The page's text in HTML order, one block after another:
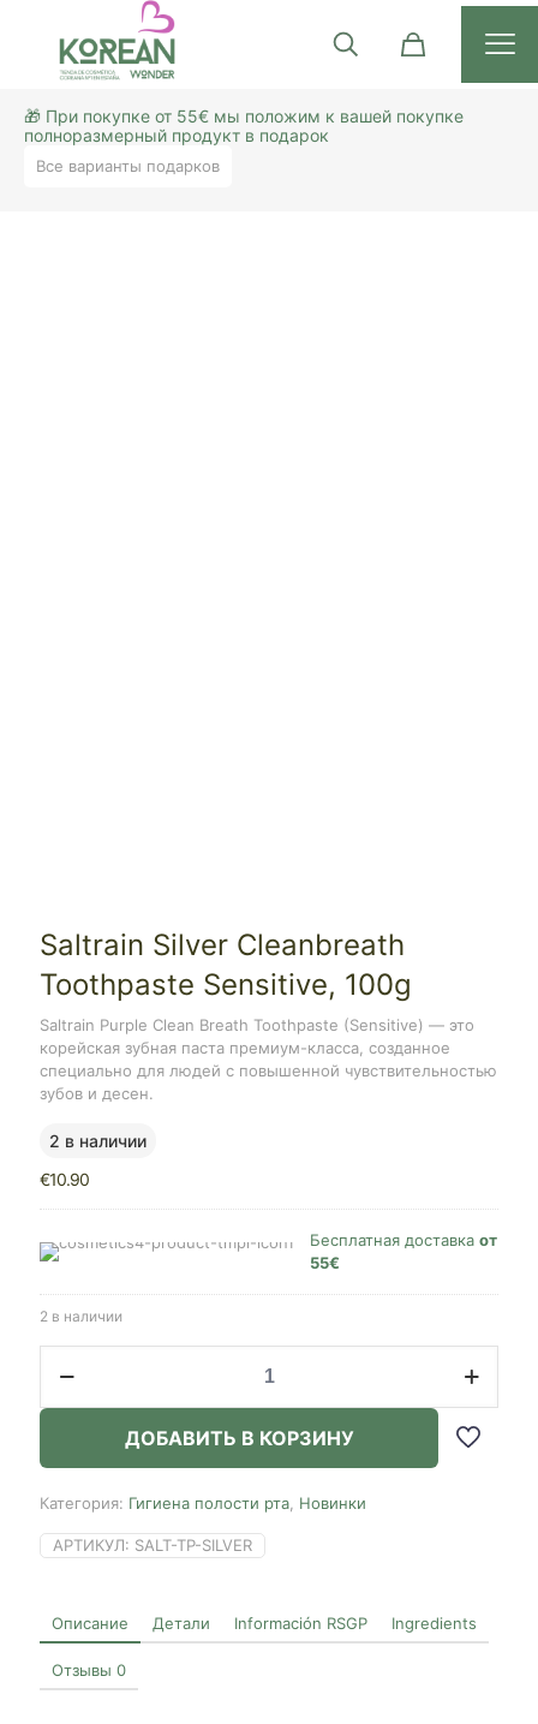
🎁 При покупке от 55€ мы положим к вашей покупке
полноразмерный продукт в подарок
Все варианты подарков
Описание Детали Información RSGP Ingredients
Отзывы 0
Saltrain Silver Cleanbreath
Toothpaste Sensitive, 100g
Saltrain Purple Clean Breath Toothpaste (Sensitive) — это
корейская зубная паста премиум-класса, созданное
специально для людей с повышенной чувствительностью
зубов и десен.
2 в наличии
€10.90
Бесплатная доставка от
55€
2 в наличии
товара
Cleanbreath
Toothpaste
100g
ДОБАВИТЬ В КОРЗИНУ
Категория: Гигиена полости рта Новинки
АРТИКУЛ: SALT-TP-SILVER